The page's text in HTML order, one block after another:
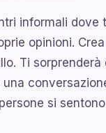
informali dove
opinioni.
Ti sorprenderà
si